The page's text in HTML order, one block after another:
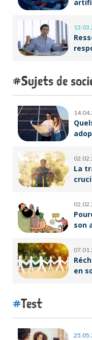
Sujets de
La
son
en
Test